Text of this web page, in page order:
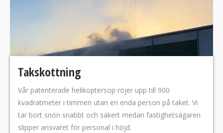
Takskottning
Vår patenterade helikoptersop röjer upp till 900
kvadratmeter i timmen utan en enda person på taket. Vi
tar bort snön snabbt och säkert medan fastighetsägaren
slipper ansvaret för personal i höjd.